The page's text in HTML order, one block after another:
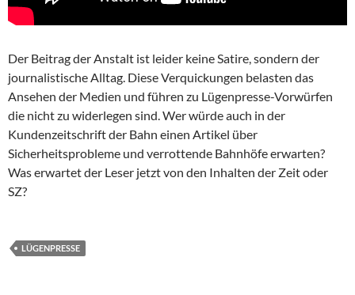
Der Beitrag der Anstalt ist leider keine Satire, sondern der
journalistische Alltag. Diese Verquickungen belasten das
Ansehen der Medien und führen zu Lügenpresse-Vorwürfen
die nicht zu widerlegen sind. Wer würde auch in der
Kundenzeitschrift der Bahn einen Artikel über
Sicherheitsprobleme und verrottende Bahnhöfe erwarten?
Was erwartet der Leser jetzt von den Inhalten der Zeit oder
SZ?
LÜGENPRESSE